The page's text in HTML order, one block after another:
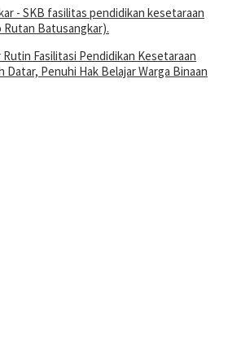
Fasilitasi Pendidikan Kesetaraan
Datar, Penuhi Hak Belajar Warga Binaan